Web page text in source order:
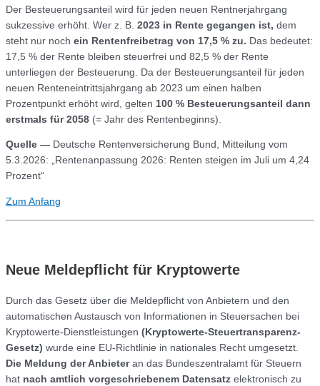
Der Besteuerungsanteil wird für jeden neuen Rentnerjahrgang
sukzessive erhöht. Wer z. B. 2023 in Rente gegangen ist, dem
steht nur noch ein Rentenfreibetrag von 17,5 % zu. Das bedeutet:
17,5 % der Rente bleiben steuerfrei und 82,5 % der Rente
unterliegen der Besteuerung. Da der Besteuerungsanteil für jeden
neuen Renteneintrittsjahrgang ab 2023 um einen halben
Prozentpunkt erhöht wird, gelten 100 % Besteuerungsanteil dann
erstmals für 2058 (= Jahr des Rentenbeginns).
Quelle — Deutsche Rentenversicherung Bund, Mitteilung vom
5.3.2026: „Rentenanpassung 2026: Renten steigen im Juli um 4,24
Prozent“
Zum Anfang
Neue Meldepflicht für Kryptowerte
Durch das Gesetz über die Meldepflicht von Anbietern und den
automatischen Austausch von Informationen in Steuersachen bei
Kryptowerte-Dienstleistungen (Kryptowerte-Steuertransparenz-
Gesetz) wurde eine EU-Richtlinie in nationales Recht umgesetzt.
Die Meldung der Anbieteran das Bundeszentralamt für Steuern
hat nach amtlich vorgeschriebenem Datensatz elektronisch zu